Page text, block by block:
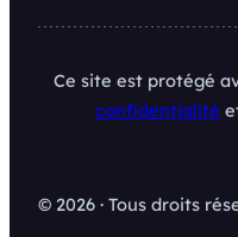
Ce site est protégé
confidentialité
© 2026 · Tous droits